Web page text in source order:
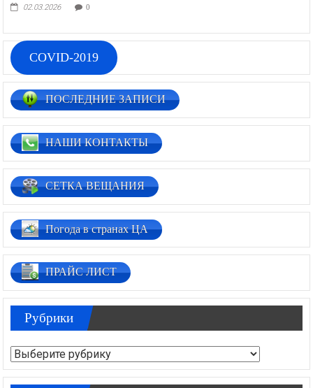
02.03.2026 0
COVID-2019
ПОСЛЕДНИЕ ЗАПИСИ
НАШИ КОНТАКТЫ
СЕТКА ВЕЩАНИЯ
Погода в странах ЦА
ПРАЙС ЛИСТ
Рубрики
Рубрики